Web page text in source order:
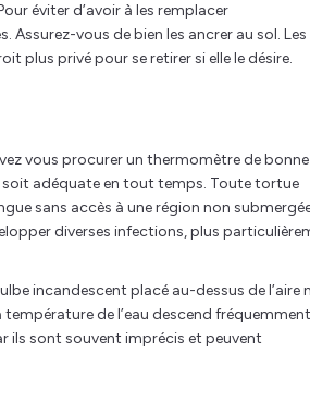
éviter d’avoir à les remplacer
vous de bien les ancrer au sol. Les
plus privé pour se retirer si elle le désire.
vous procurer un thermomètre de bonne
soit adéquate en tout temps. Toute tortue
sans accès à une région non
diverses infections, plus
incandescent placé au-dessus de l’aire
de l’eau descend fréquemment
ils sont souvent imprécis et peuvent